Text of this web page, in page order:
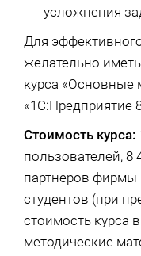
усложнения
Для
желательно
курса
«1С:Предприятие
Стоимость курса:
пользователей, 8
партнеров фирмы
студентов (при
стоимость курса
методические